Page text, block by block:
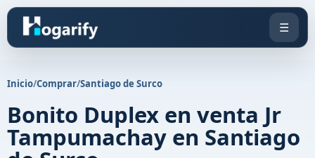
☰
Inicio/Comprar/Santiago de Surco
Bonito Duplex en venta Jr
Tampumachay en Santiago